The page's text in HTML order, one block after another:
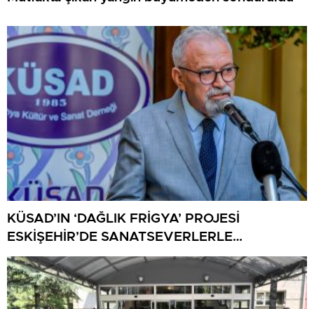
KÜSAD’IN ‘DAĞLIK FRİGYA’ PROJESİ
ESKİŞEHİR’DE SANATSEVERLERLE
BULUŞUYOR